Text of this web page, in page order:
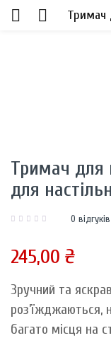
Тримач для
для
0
245,00 ₴
Зручний та
роз’їжджаються,
багато місця на
Remember